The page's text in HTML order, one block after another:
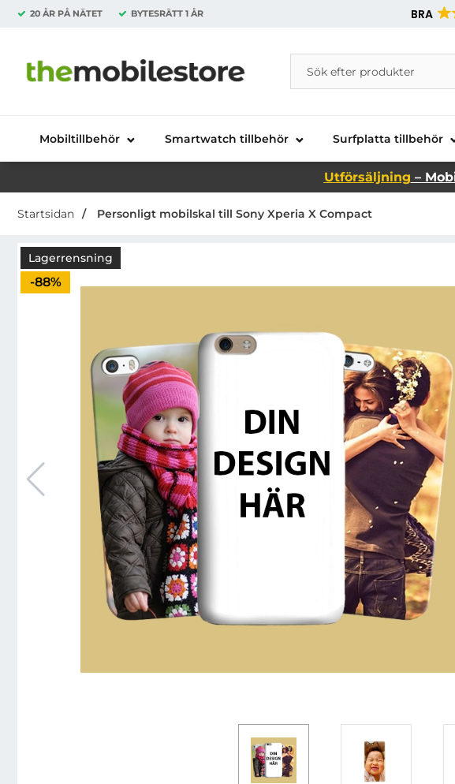
20 ÅR PÅ NÄTET BYTESRÄTT 1 ÅR BRA
Startsidan för Danira Telecom AB
Sök
Sök på Danira Telecom AB
Mobiltillbehör Smartwatch tillbehör Surfplatta tillbehör
Utförsäljning –
Startsidan Personligt mobilskal till Sony Xperia X Compact
Lagerrensning
Priset är nedsatt med
-88%